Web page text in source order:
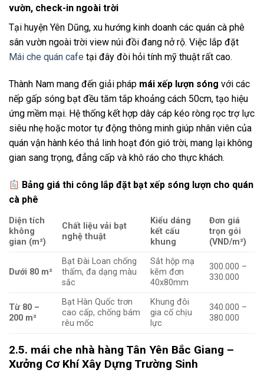
vườn, check-in ngoài trời
Tại huyện Yên Dũng, xu hướng kinh doanh các quán cà phê
sân vườn ngoài trời view núi đồi đang nở rộ. Việc lắp đặt
Mái che quán cafe tại đây đòi hỏi tính mỹ thuật rất cao.
Thành Nam mang đến giải pháp mái xếp lượn sóng với các
nếp gấp sóng bạt đều tăm tắp khoảng cách 50cm, tạo hiệu
ứng mềm mại. Hệ thống kết hợp dây cáp kéo ròng rọc trợ lực
siêu nhẹ hoặc motor tự động thông minh giúp nhân viên của
quán vận hành kéo thả linh hoạt đón gió trời, mang lại không
gian sang trọng, đẳng cấp và khô ráo cho thực khách.
Bảng giá thi công lắp đặt bạt xếp sóng lượn cho quán
cà phê
Diện tích
không
gian (m²)
Chất liệu vải bạt
nghệ thuật
Kiểu dáng
kết cấu
khung
Đơn giá
trọn gói
(VND/m²)
Dưới 80 m²
Bạt Đài Loan chống
thấm, đa dạng màu
sắc
Sắt hộp mạ
kẽm đơn
40x80mm
300.000 –
330.000
Từ 80 –
200 m²
Bạt Hàn Quốc trơn
cao cấp, chống bám
rêu mốc
Khung đôi
gia cố chịu
lực
340.000 –
380.000
2.5. mái che nhà hàng Tân Yên Bắc Giang –
Xưởng Cơ Khí Xây Dựng Trường Sinh